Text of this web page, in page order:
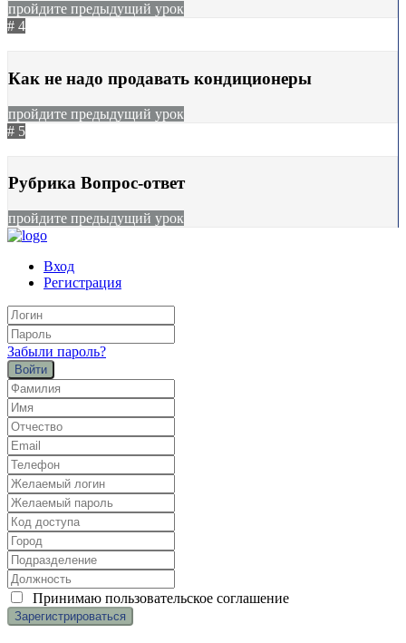
пройдите предыдущий урок
# 4
Как не надо продавать кондиционеры
пройдите предыдущий урок
# 5
Рубрика Вопрос-ответ
пройдите предыдущий урок
Вход
Регистрация
Забыли пароль?
Войти
Принимаю пользовательское соглашение